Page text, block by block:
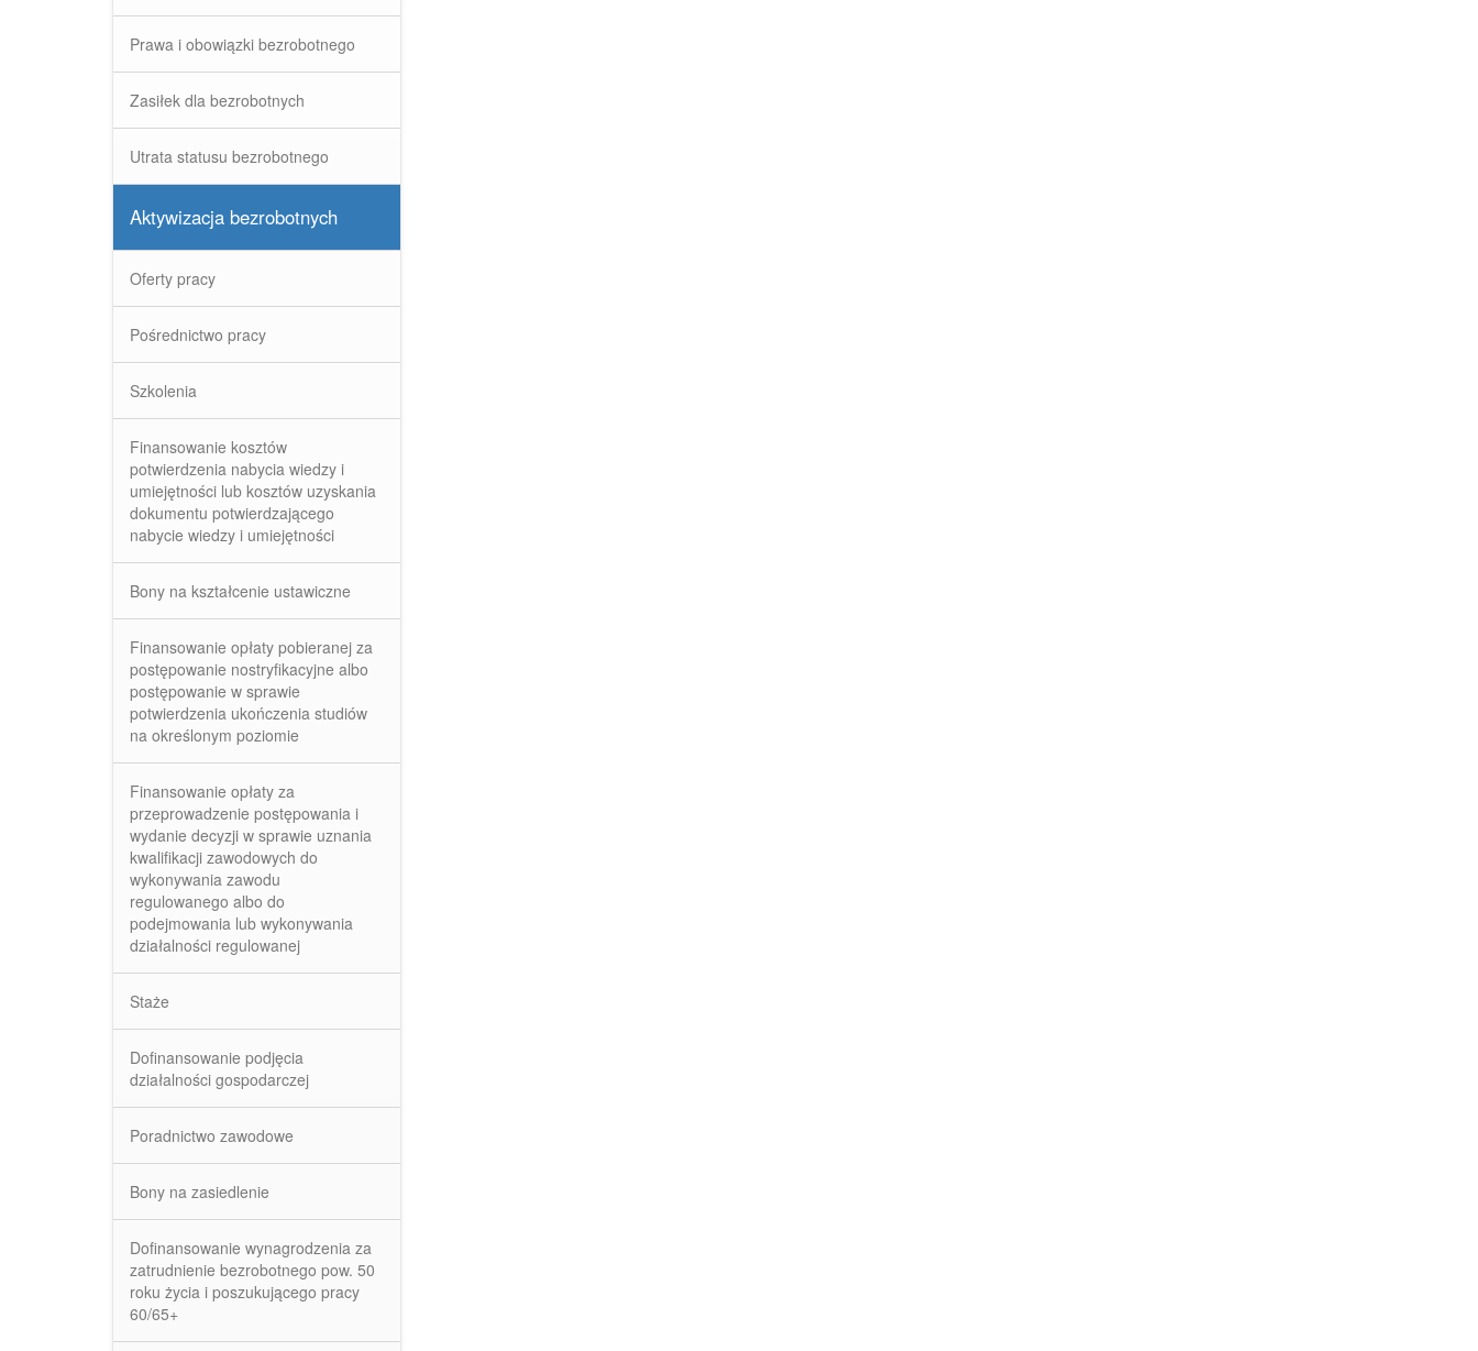
Prawa i obowiązki bezrobotnego
Zasiłek dla bezrobotnych
Utrata statusu bezrobotnego
Aktywizacja bezrobotnych
Oferty pracy
Pośrednictwo pracy
Szkolenia
Finansowanie kosztów
potwierdzenia nabycia wiedzy i
umiejętności lub kosztów uzyskania
dokumentu potwierdzającego
nabycie wiedzy i umiejętności
Bony na kształcenie ustawiczne
Finansowanie opłaty pobieranej za
postępowanie nostryfikacyjne albo
postępowanie w sprawie
potwierdzenia ukończenia studiów
na określonym poziomie
Finansowanie opłaty za
przeprowadzenie postępowania i
wydanie decyzji w sprawie uznania
kwalifikacji zawodowych do
wykonywania zawodu
regulowanego albo do
podejmowania lub wykonywania
działalności regulowanej
Staże
Dofinansowanie podjęcia
działalności gospodarczej
Poradnictwo zawodowe
Bony na zasiedlenie
Dofinansowanie wynagrodzenia za
zatrudnienie bezrobotnego pow. 50
roku życia i poszukującego pracy
60/65+